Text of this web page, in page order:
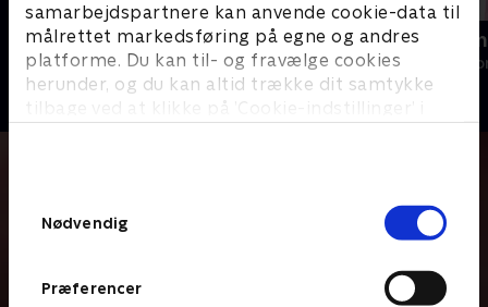
samarbejdspartnere kan anvende cookie-data til
målrettet markedsføring på egne og andres
platforme. Du kan til- og fravælge cookies
herunder, og du kan altid trække dit samtykke
tilbage ved at klikke på ’Cookie-indstillinger’ i
Nødvendig
Præferencer
Diamantfamilien - fanget i Dubai
Reality • 1 sæsoner Reality • 1